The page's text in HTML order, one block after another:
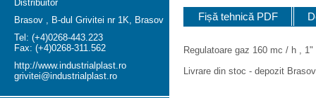
Distribuitor
Brasov , B-dul Grivitei nr 1K, Brasov
Tel: (+4)0268-443.223
Fax: (+4)0268-311.562
http://www.industrialplast.ro
grivitei@industrialplast.ro
Fișă tehnică PDF
Regulatoare gaz 160 mc / h ,
Livrare din stoc - depozit Brasov